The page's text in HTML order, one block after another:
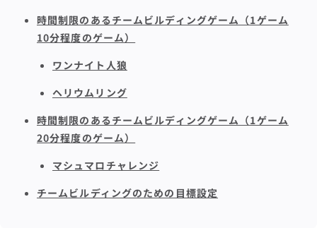
時間制限のあるチームビルディングゲーム（1ゲーム
10分程度のゲーム）
ワンナイト人狼
ヘリウムリング
時間制限のあるチームビルディングゲーム（1ゲーム
20分程度のゲーム）
マシュマロチャレンジ
チームビルディングのための目標設定